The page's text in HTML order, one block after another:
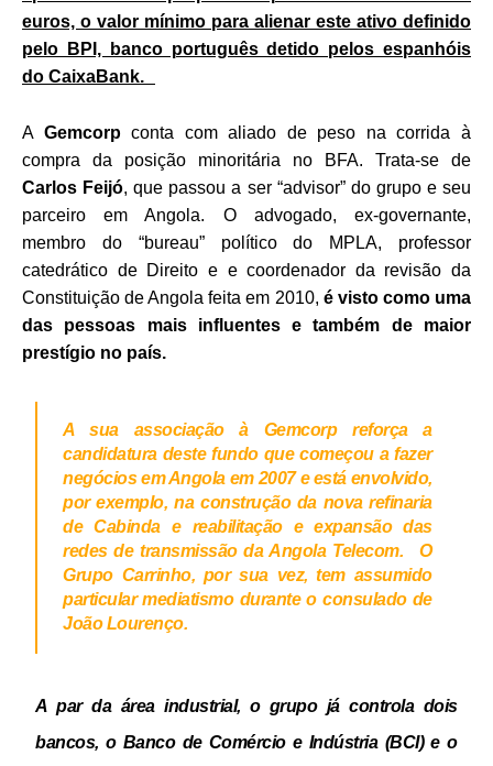
euros, o valor mínimo para alienar este ativo definido
pelo BPI, banco português detido pelos espanhóis
do CaixaBank.
A Gemcorpconta com aliado de peso na corrida à
compra da posição minoritária no BFA. Trata-se de
Carlos Feijó, que passou a ser “advisor” do grupo e seu
parceiro em Angola. O advogado, ex-governante,
membro do “bureau” político do MPLA, professor
catedrático de Direito e e coordenador da revisão da
Constituição de Angola feita em 2010, é visto como uma
das pessoas mais influentes e também de maior
prestígio no país.
A sua associação à Gemcorp reforça a
candidatura deste fundo que começou a fazer
negócios em Angola em 2007 e está envolvido,
por exemplo, na construção da nova refinaria
de Cabinda e reabilitação e expansão das
redes de transmissão da Angola Telecom. O
Grupo Carrinho, por sua vez, tem assumido
particular mediatismo durante o consulado de
João Lourenço.
A par da área industrial, o grupo já controla dois
bancos, o Banco de Comércio e Indústria (BCI) e o